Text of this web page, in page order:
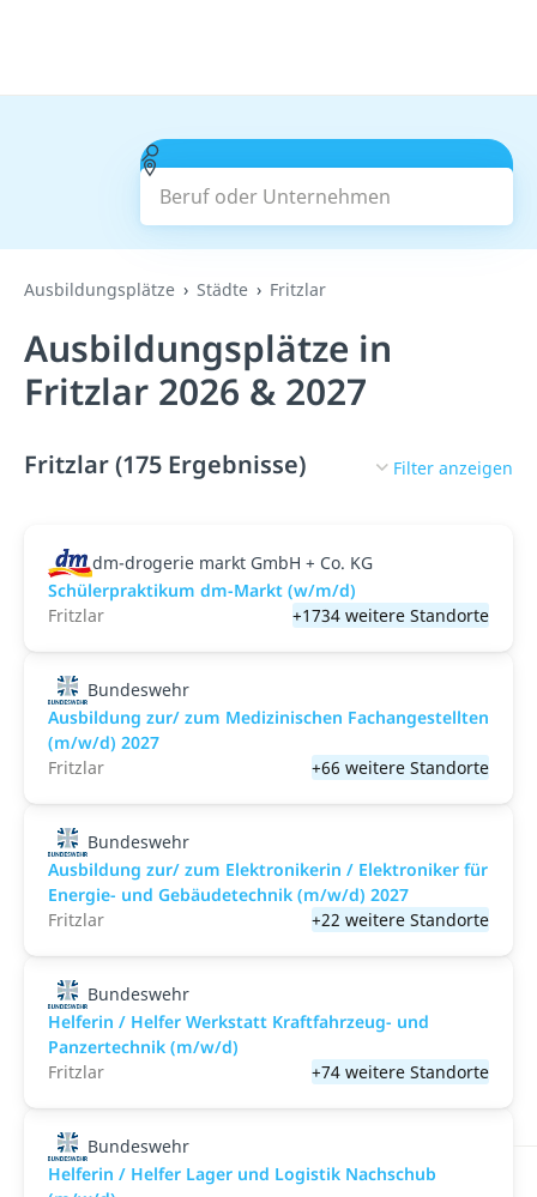
Beruf oder Unternehmen
Suchen
Ausbildungsplätze Städte Fritzlar
Ausbildungsplätze in
Fritzlar 2026 & 2027
Fritzlar (175 Ergebnisse) Filter anzeigen
dm-drogerie markt GmbH + Co. KG
Schülerpraktikum dm-Markt (w/m/d)
Fritzlar
+1734 weitere Standorte
Bundeswehr
Ausbildung zur/ zum Medizinischen Fachangestellten
(m/w/d) 2027
Fritzlar
+66 weitere Standorte
Bundeswehr
Ausbildung zur/ zum Elektronikerin / Elektroniker für
Energie- und Gebäudetechnik (m/w/d) 2027
Fritzlar
+22 weitere Standorte
Bundeswehr
Helferin / Helfer Werkstatt Kraftfahrzeug- und
Panzertechnik (m/w/d)
Fritzlar
+74 weitere Standorte
Bundeswehr
Helferin / Helfer Lager und Logistik Nachschub